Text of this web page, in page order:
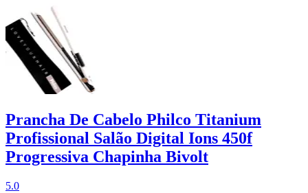
Prancha De Cabelo Philco Titanium
Profissional Salão Digital Ions 450f
Progressiva Chapinha Bivolt
5.0